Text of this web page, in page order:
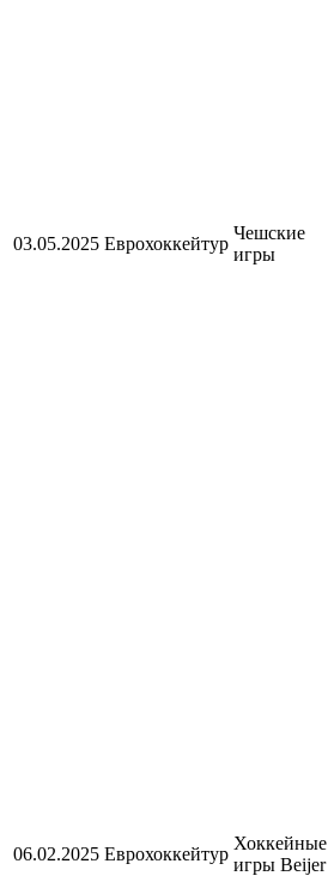
03.05.2025 Еврохоккейтур
Чешские
игры
06.02.2025 Еврохоккейтур
Хоккейные
игры Beijer